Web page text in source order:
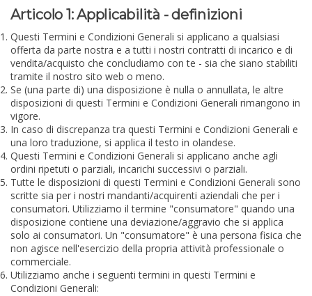
Articolo 1: Applicabilità - definizioni
Questi Termini e Condizioni Generali si applicano a qualsiasi
offerta da parte nostra e a tutti i nostri contratti di incarico e di
vendita/acquisto che concludiamo con te - sia che siano stabiliti
tramite il nostro sito web o meno.
Se (una parte di) una disposizione è nulla o annullata, le altre
disposizioni di questi Termini e Condizioni Generali rimangono in
vigore.
In caso di discrepanza tra questi Termini e Condizioni Generali e
una loro traduzione, si applica il testo in olandese.
Questi Termini e Condizioni Generali si applicano anche agli
ordini ripetuti o parziali, incarichi successivi o parziali.
Tutte le disposizioni di questi Termini e Condizioni Generali sono
scritte sia per i nostri mandanti/acquirenti aziendali che per i
consumatori. Utilizziamo il termine "consumatore" quando una
disposizione contiene una deviazione/aggravio che si applica
solo ai consumatori. Un "consumatore" è una persona fisica che
non agisce nell'esercizio della propria attività professionale o
commerciale.
Utilizziamo anche i seguenti termini in questi Termini e
Condizioni Generali: